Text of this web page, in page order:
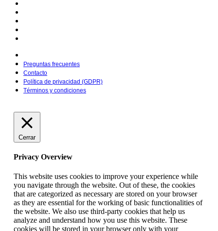
Preguntas frecuentes
Contacto
Política de privacidad (GDPR)
Términos y condiciones
Cerrar
Privacy Overview
This website uses cookies to improve your experience while
you navigate through the website. Out of these, the cookies
that are categorized as necessary are stored on your browser
as they are essential for the working of basic functionalities of
the website. We also use third-party cookies that help us
analyze and understand how you use this website. These
cookies will be stored in your browser only with your